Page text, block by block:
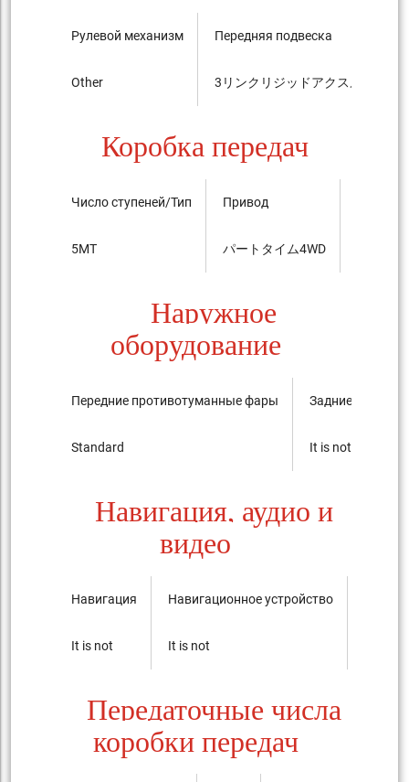
Рулевой механизм
Other
Передняя подвеска
3リンクリジッドアクスル type
Коробка передач
Число ступеней/Тип
5MT
Привод
パートタイム4WD
Наружное
оборудование
Передние противотуманные фары
Standard
Задние
It is not
Навигация, аудио и
видео
Навигация
It is not
Навигационное устройство
It is not
Передаточные числа
коробки передач